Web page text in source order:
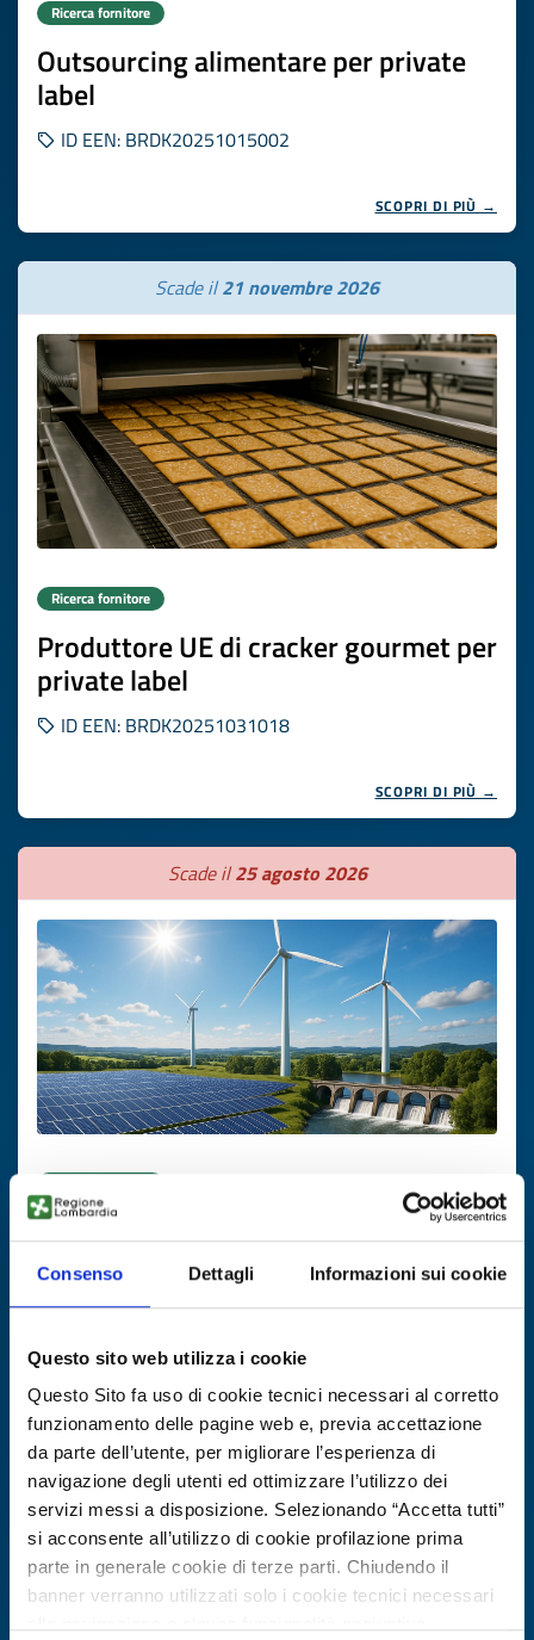
Consenso Dettagli Informazioni sui cookie
Questo sito web utilizza i cookie
Questo Sito fa uso di cookie tecnici necessari al corretto
funzionamento delle pagine web e, previa accettazione
da parte dell’utente, per migliorare l’esperienza di
navigazione degli utenti ed ottimizzare l’utilizzo dei
servizi messi a disposizione. Selezionando “Accetta tutti”
si acconsente all’utilizzo di cookie profilazione prima
parte in generale cookie di terze parti. Chiudendo il
banner verranno utilizzati solo i cookie tecnici necessari
Ricerca fornitore
Outsourcing alimentare per private
label
ID EEN: BRDK20251015002
SCOPRI DI PIÙ →
Scade il21 novembre 2026
Ricerca fornitore
Produttore UE di cracker gourmet per
private label
ID EEN: BRDK20251031018
SCOPRI DI PIÙ →
Scade il25 agosto 2026
Generazione elettrica innovativa
ID EEN: BRES20250526002
Scade il10 novembre 2026